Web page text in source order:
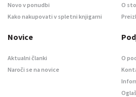
Novo v ponudbi
Kako nakupovati v spletni knjigarni
O
Novice
Aktualni članki
Naroči se na novice
O